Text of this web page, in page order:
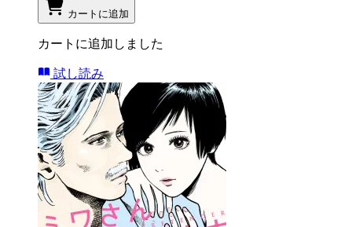
カートに追加
カートに追加しました
試し読み